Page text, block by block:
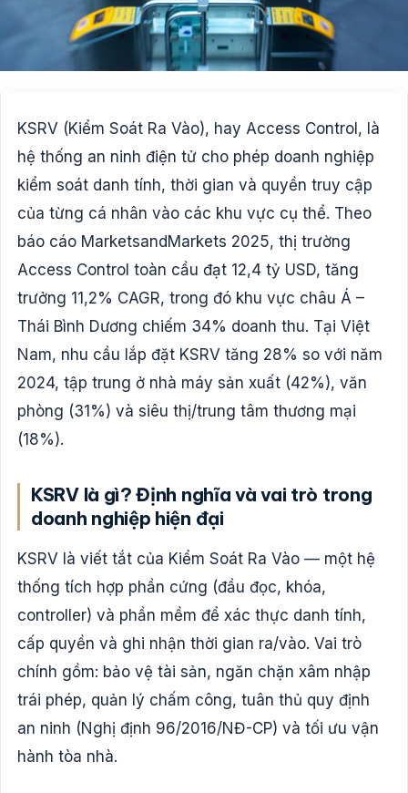
KSRV (Kiểm Soát Ra Vào), hay Access Control, là
hệ thống an ninh điện tử cho phép doanh nghiệp
kiểm soát danh tính, thời gian và quyền truy cập
của từng cá nhân vào các khu vực cụ thể. Theo
báo cáo MarketsandMarkets 2025, thị trường
Access Control toàn cầu đạt 12,4 tỷ USD, tăng
trưởng 11,2% CAGR, trong đó khu vực châu Á –
Thái Bình Dương chiếm 34% doanh thu. Tại Việt
Nam, nhu cầu lắp đặt KSRV tăng 28% so với năm
2024, tập trung ở nhà máy sản xuất (42%), văn
phòng (31%) và siêu thị/trung tâm thương mại
(18%).
KSRV là gì? Định nghĩa và vai trò trong
doanh nghiệp hiện đại
KSRV là viết tắt của Kiểm Soát Ra Vào — một hệ
thống tích hợp phần cứng (đầu đọc, khóa,
controller) và phần mềm để xác thực danh tính,
cấp quyền và ghi nhận thời gian ra/vào. Vai trò
chính gồm: bảo vệ tài sản, ngăn chặn xâm nhập
trái phép, quản lý chấm công, tuân thủ quy định
an ninh (Nghị định 96/2016/NĐ-CP) và tối ưu vận
hành tòa nhà.